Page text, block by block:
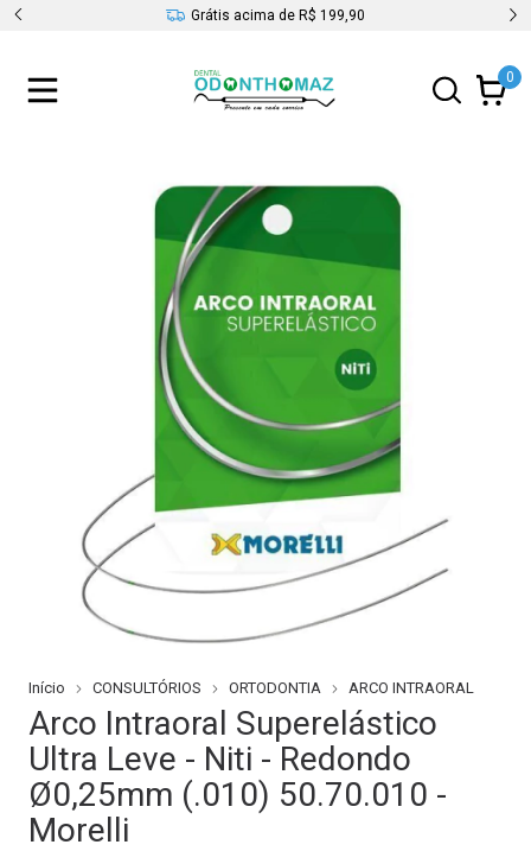
Grátis acima de R$ 199,90
0
Início CONSULTÓRIOS ORTODONTIA ARCO INTRAORAL
Arco Intraoral Superelástico
Ultra Leve - Niti - Redondo
Ø0,25mm (.010) 50.70.010 -
Morelli